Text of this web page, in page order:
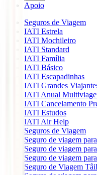
Apoio
Seguros de Viagem
IATI Estrela
IATI Mochileiro
IATI Standard
IATI Família
IATI Básico
IATI Escapadinhas
IATI Grandes
IATI Anual
IATI Cancelamento
IATI Estudos
IATI Air Help
Seguros de Viagem
Seguro de viagem
Seguro de viagem
Seguro de viagem
Seguro de Viagem